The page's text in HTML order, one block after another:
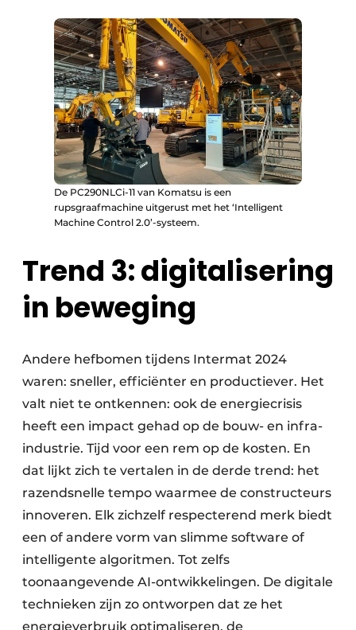
De PC290NLCi-11 van Komatsu is een
rupsgraafmachine uitgerust met het ‘Intelligent
Machine Control 2.0’-systeem.
Trend 3: digitalisering
in beweging
Andere hefbomen tijdens Intermat 2024
waren: sneller, efficiënter en productiever. Het
valt niet te ontkennen: ook de energiecrisis
heeft een impact gehad op de bouw- en infra-
industrie. Tijd voor een rem op de kosten. En
dat lijkt zich te vertalen in de derde trend: het
razendsnelle tempo waarmee de constructeurs
innoveren. Elk zichzelf respecterend merk biedt
een of andere vorm van slimme software of
intelligente algoritmen. Tot zelfs
toonaangevende AI-ontwikkelingen. De digitale
technieken zijn zo ontworpen dat ze het
energieverbruik optimaliseren, de